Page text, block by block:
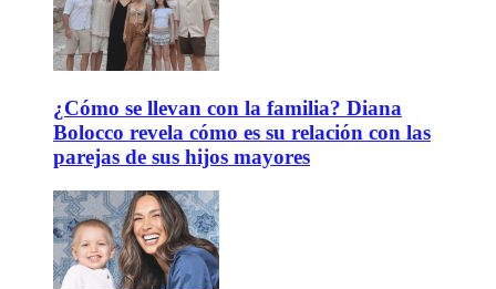
¿Cómo se llevan con la familia? Diana
Bolocco revela cómo es su relación con las
parejas de sus hijos mayores